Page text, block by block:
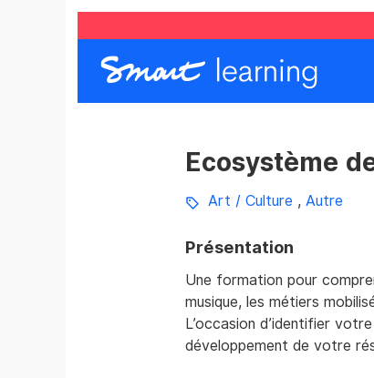
Ecosystème
Art / Culture , Autre
Présentation
Une formation pour
musique, les métiers
L’occasion d’identifier
développement de votre